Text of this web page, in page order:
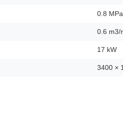
0.8 MPa
0.6 m3/
17 kW
3400 ×